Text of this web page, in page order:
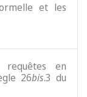
et les
requêtes en
26bis.3 du